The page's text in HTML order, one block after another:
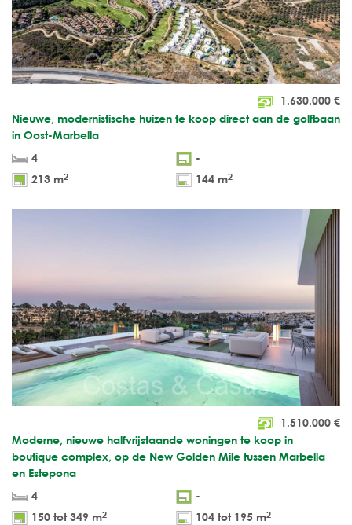
1.630.000 €
Nieuwe, modernistische huizen te koop direct aan de golfbaan
in Oost-Marbella
4
-
213 m2 144 m2
1.510.000 €
Moderne, nieuwe halfvrijstaande woningen te koop in
boutique complex, op de New Golden Mile tussen Marbella
en Estepona
4
-
150 tot 349 m2 104 tot 195 m2